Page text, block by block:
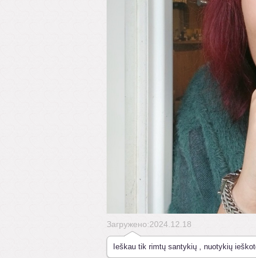
Загружено:2024.12.18
Ieškau tik rimtų santykių , nuotykių